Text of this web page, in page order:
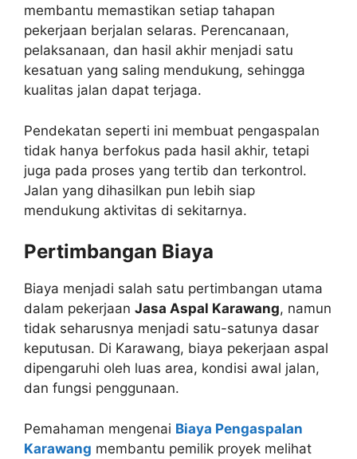
membantu memastikan setiap tahapan
pekerjaan berjalan selaras. Perencanaan,
pelaksanaan, dan hasil akhir menjadi satu
kesatuan yang saling mendukung, sehingga
kualitas jalan dapat terjaga.
Pendekatan seperti ini membuat pengaspalan
tidak hanya berfokus pada hasil akhir, tetapi
juga pada proses yang tertib dan terkontrol.
Jalan yang dihasilkan pun lebih siap
mendukung aktivitas di sekitarnya.
Pertimbangan Biaya
Biaya menjadi salah satu pertimbangan utama
dalam pekerjaan Jasa Aspal Karawang, namun
tidak seharusnya menjadi satu-satunya dasar
keputusan. Di Karawang, biaya pekerjaan aspal
dipengaruhi oleh luas area, kondisi awal jalan,
dan fungsi penggunaan.
Pemahaman mengenai Biaya Pengaspalan
Karawang membantu pemilik proyek melihat